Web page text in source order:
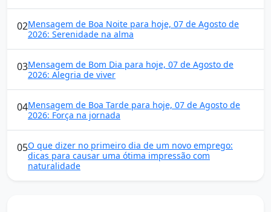
02Mensagem de Boa Noite para hoje, 07 de Agosto de
2026: Serenidade na alma
03Mensagem de Bom Dia para hoje, 07 de Agosto de
2026: Alegria de viver
04Mensagem de Boa Tarde para hoje, 07 de Agosto de
2026: Força na jornada
05O que dizer no primeiro dia de um novo emprego:
dicas para causar uma ótima impressão com
naturalidade